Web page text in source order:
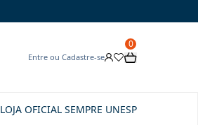
Entre ou Cadastre-se
0
LOJA OFICIAL SEMPRE UNESP